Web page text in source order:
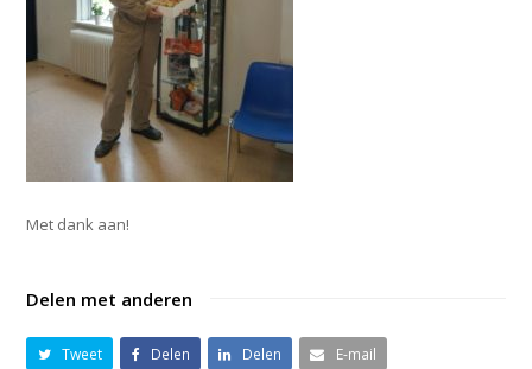
Met dank aan!
Delen met anderen
Tweet Delen Delen E-mail